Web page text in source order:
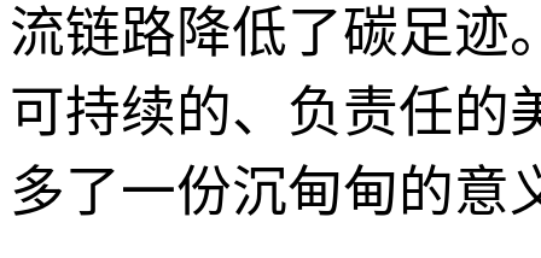
流链路降低了碳足迹
可持续的、负责任的
多了一份沉甸甸的意